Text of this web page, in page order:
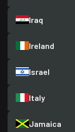
Iraq
Ireland
Israel
Italy
Jamaica